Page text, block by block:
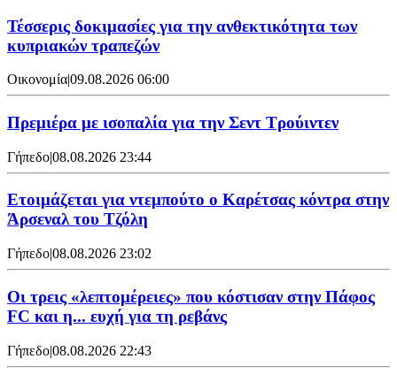
Τέσσερις δοκιμασίες για την ανθεκτικότητα των
κυπριακών τραπεζών
Οικονομία|09.08.2026 06:00
Πρεμιέρα με ισοπαλία για την Σεντ Τρούιντεν
Γήπεδο|08.08.2026 23:44
Ετοιμάζεται για ντεμπούτο ο Καρέτσας κόντρα στην
Άρσεναλ του Τζόλη
Γήπεδο|08.08.2026 23:02
Οι τρεις «λεπτομέρειες» που κόστισαν στην Πάφος
FC και η... ευχή για τη ρεβάνς
Γήπεδο|08.08.2026 22:43